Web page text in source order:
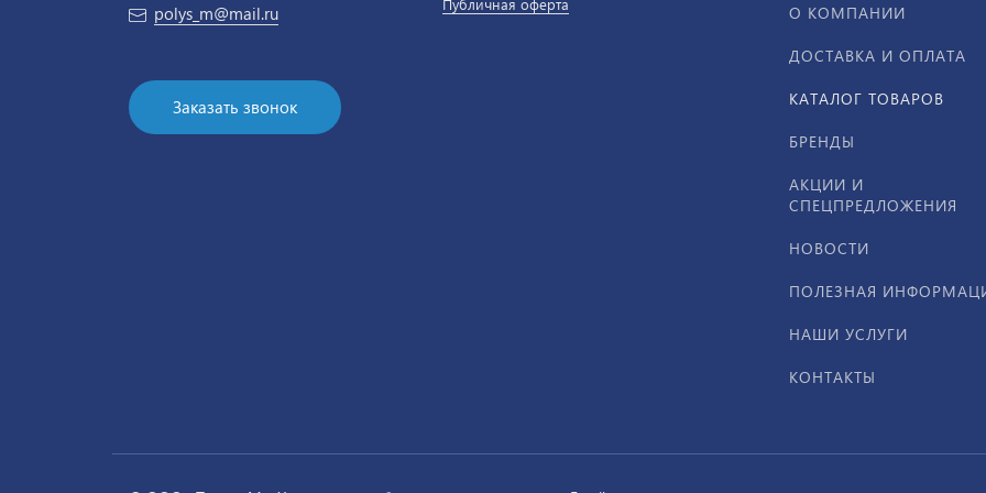
polys_m@mail.ru
Заказать звонок
Публичная оферта О КОМПАНИИ
ДОСТАВКА И ОПЛАТА
КАТАЛОГ ТОВАРОВ
БРЕНДЫ
АКЦИИ И
СПЕЦПРЕДЛОЖЕНИЯ
НОВОСТИ
ПОЛЕЗНАЯ
НАШИ УСЛУГИ
КОНТАКТЫ